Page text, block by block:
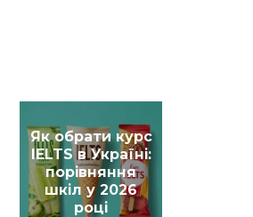
Як обрати курс
IELTS в Україні:
порівняння
шкіл у 2026
році